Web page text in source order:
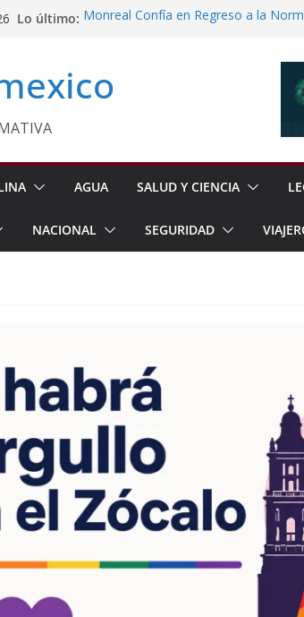
Lo último: Monreal Confía en Regreso a la
Lluvias y Ciclones
Fiestas de la Vendimia Esperan 90 mil
Juárez
AGUA SALUD Y CIENCIA
NACIONAL SEGURIDAD